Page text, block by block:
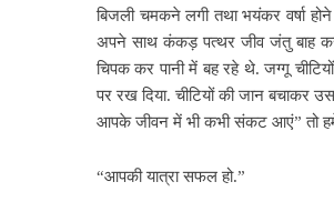
बिजली चमकने लगी तथा भयंकर वर्षा
अपने साथ कंकड़ पत्थर जीव जंतु बाह
चिपक कर पानी में बह रहे थे. जग्गू
पर रख दिया. चीटियों की जान बचाकर
आपके जीवन में भी कभी संकट आएं” तो
“आपकी यात्रा सफल हो.”